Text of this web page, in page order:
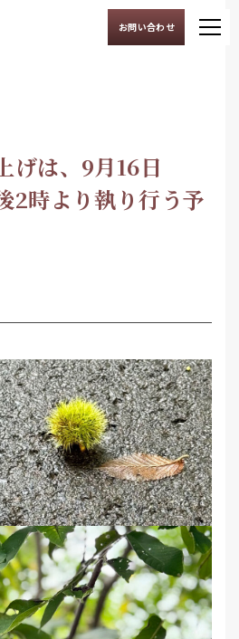
お問い合わせ
げは、9月16日
2時より執り行う予